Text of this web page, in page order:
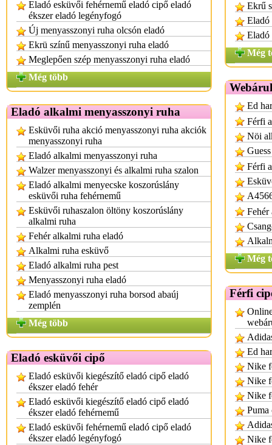
Eladó esküvői fehérnemű eladó cipő eladó
ékszer eladó legényfogó
Új menyasszonyi ruha olcsón eladó
Ekrü színű menyasszonyi ruha eladó
Meglepően szép menyasszonyi ruha eladó
Még több
Eladó alkalmi menyasszonyi ruha
Esküvői ruha akció menyasszonyi ruha akciók
menyasszonyi ruha
Eladó alkalmi menyasszonyi ruha
Walzer menyasszonyi és alkalmi ruha szalon
Eladó alkalmi menyecske koszorúslány
esküvői ruha fehérnemű
Esküvői ruhaszalon öltöny koszorúslány
alkalmi ruha
Fehér alkalmi ruha eladó
Alkalmi ruha esküvő
Eladó alkalmi ruha pest
Menyasszonyi ruha eladó
Eladó menyasszonyi ruha borsod abaúj
zemplén
Még több
Eladó esküvői cipő
Eladó esküvői kiegészítő eladó cipő eladó
ékszer eladó fehér
Eladó esküvői kiegészítő eladó cipő eladó
ékszer eladó fehérnemű
Eladó esküvői fehérnemű eladó cipő eladó
ékszer eladó legényfogó
Ekrű
Eladó
Eladó
Még
Ed
Férfi
Nöi
Férfi
Még
Férfi
Ed
Nike
Nike
Nike
Puma
Nike